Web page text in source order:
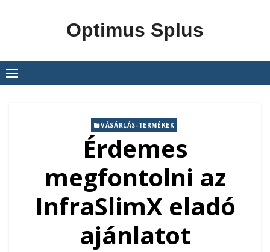
Optimus Splus
VÁSÁRLÁS-TERMÉKEK
Érdemes
megfontolni az
InfraSlimX eladó
ajánlatot